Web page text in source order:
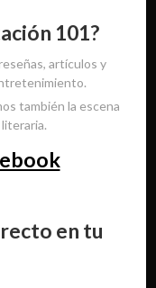
101?
artículos y
también la escena
en tu